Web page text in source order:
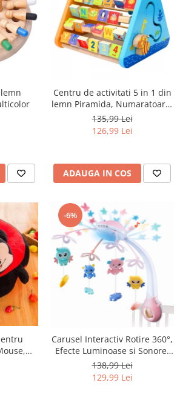
Centru de activitati 5 in 1 din
lemn Piramida, Numaratoare,
multicolor
135,99 Lei
126,99 Lei
ADAUGA IN COS
-6%
Carusel Interactiv Rotire 360°,
Efecte Luminoase si Sonore,
500 Melodii, Roz
138,99 Lei
129,99 Lei